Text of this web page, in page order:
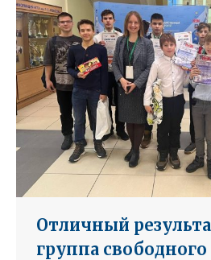
Отличный
группа